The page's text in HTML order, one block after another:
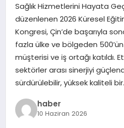
Sağlık Hizmetlerini Hayata
düzenlenen 2026 Küresel
Kongresi, Çin’de başarıyla
fazla ülke ve bölgeden
müşterisi ve iş ortağı katıldı.
sektörler arası sinerjiyi
sürdürülebilir, yüksek kaliteli
haber
10 Haziran 2026